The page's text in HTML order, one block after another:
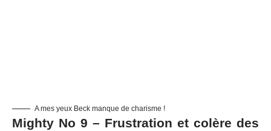
A mes yeux Beck manque de charisme !
Mighty No 9 – Frustration et colère des